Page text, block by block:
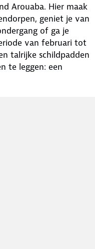
Arouaba. Hier maak
geniet je van
of ga je
van februari tot
talrijke schildpadden
te leggen: een